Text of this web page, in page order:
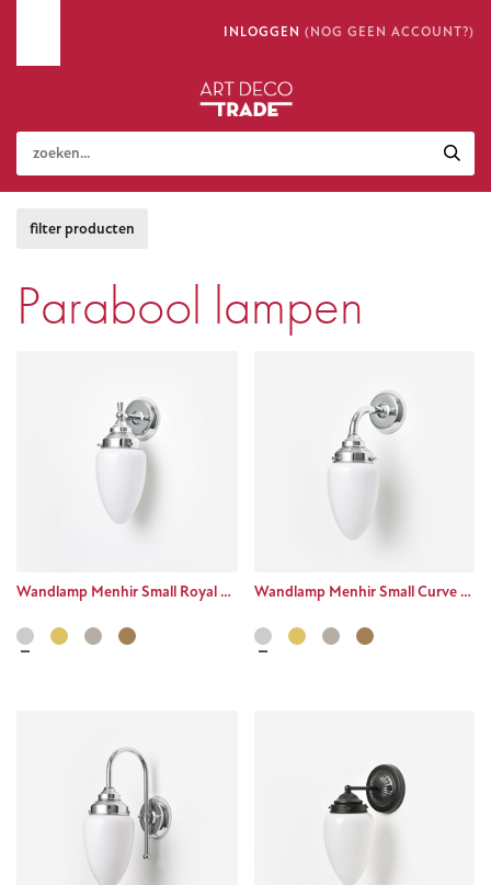
INLOGGEN (NOG GEEN ACCOUNT?)
Parabool lampen
Wandlamp Menhir Small Royal Chroom Wandlamp Menhir Small Curve Chroom